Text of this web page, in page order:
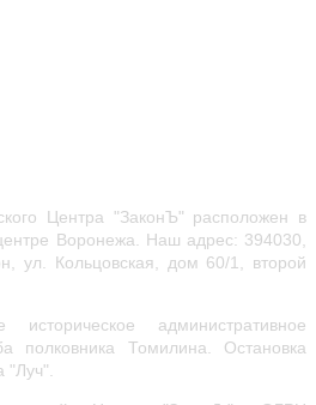
Центра "ЗаконЪ" расположен в
Воронежа. Наш адрес: 394030,
ул.
Кольцовская, дом 60/1, второй
историческое административное
полковника Томилина. Остановка
"Луч".